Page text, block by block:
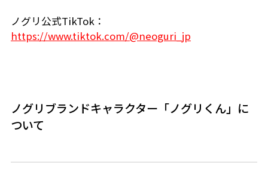
ノグリ公式TikTok：
https://www.tiktok.com/@neoguri_jp
ノグリブランドキャラクター「ノグリくん」に
ついて